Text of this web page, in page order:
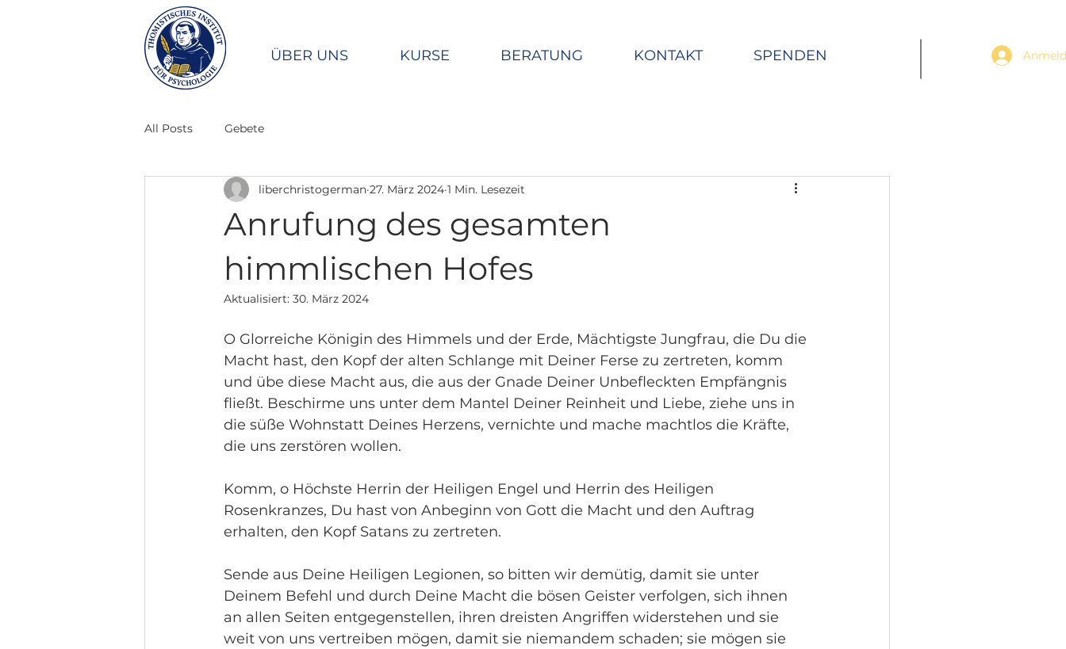
ÜBER UNS KURSE BERATUNG KONTAKT SPENDEN
All Posts Gebete
Anrufung des gesamten
himmlischen Hofes
liberchristogerman 27. März 2024 1 Min. Lesezeit
Aktualisiert: 30. März 2024
O Glorreiche Königin des Himmels und der Erde, Mächtigste Jungfrau, die Du die
Macht hast, den Kopf der alten Schlange mit Deiner Ferse zu zertreten, komm
und übe diese Macht aus, die aus der Gnade Deiner Unbefleckten Empfängnis
fließt. Beschirme uns unter dem Mantel Deiner Reinheit und Liebe, ziehe uns in
die süße Wohnstatt Deines Herzens, vernichte und mache machtlos die Kräfte,
die uns zerstören wollen.
Komm, o Höchste Herrin der Heiligen Engel und Herrin des Heiligen
Rosenkranzes, Du hast von Anbeginn von Gott die Macht und den Auftrag
erhalten, den Kopf Satans zu zertreten.
Sende aus Deine Heiligen Legionen, so bitten wir demütig, damit sie unter
Deinem Befehl und durch Deine Macht die bösen Geister verfolgen, sich ihnen
an allen Seiten entgegenstellen, ihren dreisten Angriffen widerstehen und sie
weit von uns vertreiben mögen, damit sie niemandem schaden; sie mögen sie